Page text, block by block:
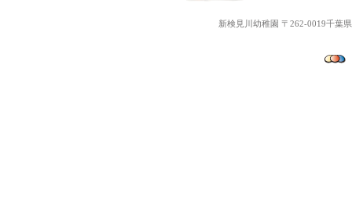
新検見川幼稚園 〒262-0019千葉